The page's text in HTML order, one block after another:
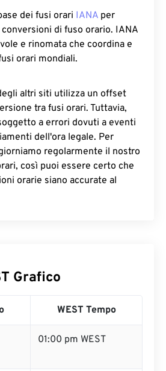
dei fusi orari IANA per
di fuso orario. IANA
e rinomata che coordina e
orari mondiali.
altri siti utilizza un offset
tra fusi orari. Tuttavia,
a errori dovuti a eventi
dell'ora legale. Per
regolarmente il nostro
così puoi essere certo che
orarie siano accurate al
Grafico
WEST Tempo
01:00 pm WEST